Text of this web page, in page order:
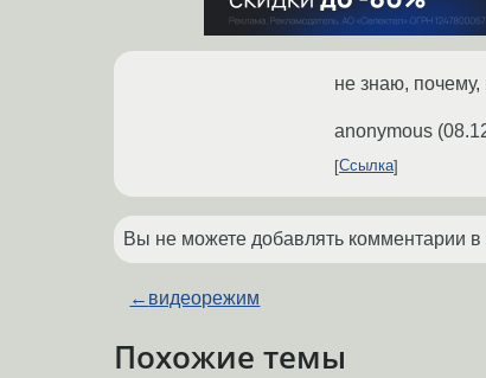
не знаю,
anonymous (
Ссылка
Вы не можете добавлять комментарии
← видеорежим
Похожие темы